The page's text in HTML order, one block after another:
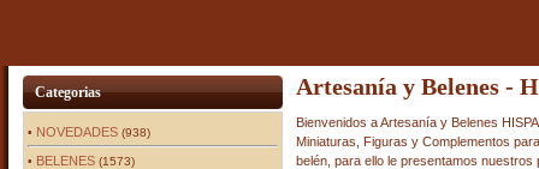
Categorias
• NOVEDADES(938)
• BELENES(1573)
Artesanía y Belenes -
Bienvenidos a Artesanía y Belenes
Miniaturas, Figuras y Complementos
belén, para ello le presentamos